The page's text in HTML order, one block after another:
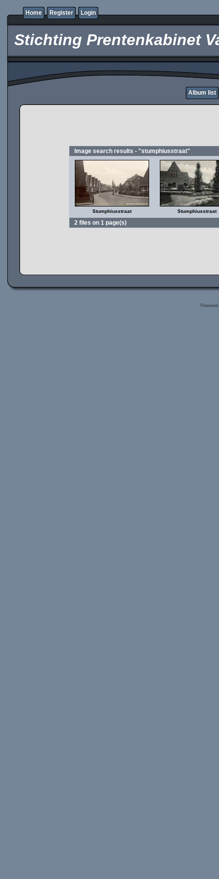
Home Register Login
Stichting Prentenkabinet
Album list
Image search results - "stumphiusstraat"
Stumphiusstraat Stumphiusstraat
2 files on 1 page(s)